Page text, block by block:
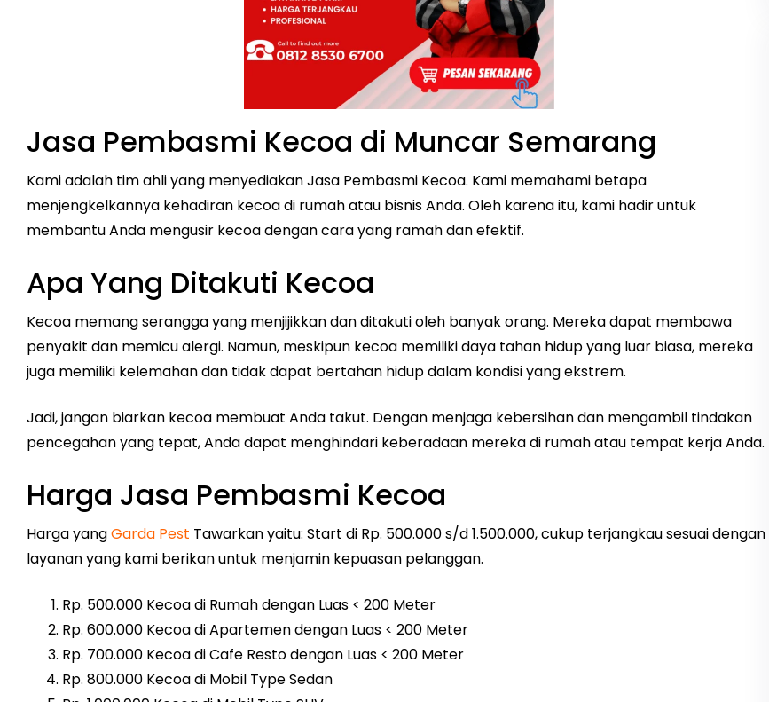
Jasa Pembasmi Kecoa di Muncar Semarang
Kami adalah tim ahli yang menyediakan Jasa Pembasmi Kecoa. Kami memahami betapa
menjengkelkannya kehadiran kecoa di rumah atau bisnis Anda. Oleh karena itu, kami hadir untuk
membantu Anda mengusir kecoa dengan cara yang ramah dan efektif.
Apa Yang Ditakuti Kecoa
Kecoa memang serangga yang menjijikkan dan ditakuti oleh banyak orang. Mereka dapat membawa
penyakit dan memicu alergi. Namun, meskipun kecoa memiliki daya tahan hidup yang luar biasa, mereka
juga memiliki kelemahan dan tidak dapat bertahan hidup dalam kondisi yang ekstrem.
Jadi, jangan biarkan kecoa membuat Anda takut. Dengan menjaga kebersihan dan mengambil tindakan
pencegahan yang tepat, Anda dapat menghindari keberadaan mereka di rumah atau tempat kerja Anda.
Harga Jasa Pembasmi Kecoa
Harga yangGarda Pest Tawarkan yaitu: Start di Rp. 500.000 s/d 1.500.000, cukup terjangkau sesuai dengan
layanan yang kami berikan untuk menjamin kepuasan pelanggan.
Rp. 500.000 Kecoa di Rumah dengan Luas < 200 Meter
Rp. 600.000 Kecoa di Apartemen dengan Luas < 200 Meter
Rp. 700.000 Kecoa di Cafe Resto dengan Luas < 200 Meter
Rp. 800.000 Kecoa di Mobil Type Sedan